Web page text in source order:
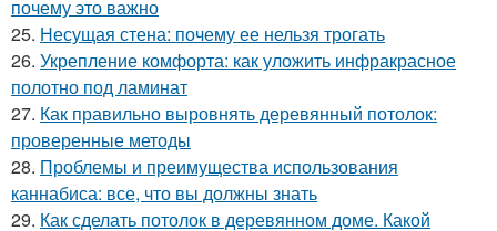
почему это важно
25. Несущая стена: почему ее нельзя трогать
26. Укрепление комфорта: как уложить инфракрасное
полотно под ламинат
27. Как правильно выровнять деревянный потолок:
проверенные методы
28. Проблемы и преимущества использования
каннабиса: все, что вы должны знать
29. Как сделать потолок в деревянном доме. Какой